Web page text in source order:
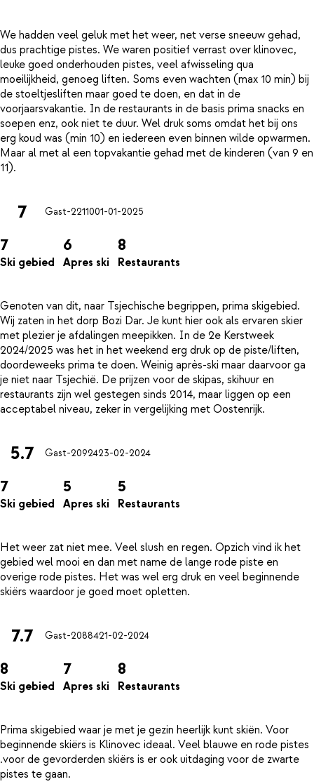
We hadden veel geluk met het weer, net verse sneeuw gehad,
dus prachtige pistes. We waren positief verrast over klinovec,
leuke goed onderhouden pistes, veel afwisseling qua
moeilijkheid, genoeg liften. Soms even wachten (max 10 min) bij
de stoeltjesliften maar goed te doen, en dat in de
voorjaarsvakantie. In de restaurants in de basis prima snacks en
soepen enz, ook niet te duur. Wel druk soms omdat het bij ons
erg koud was (min 10) en iedereen even binnen wilde opwarmen.
Maar al met al een topvakantie gehad met de kinderen (van 9 en
7 Gast-2211001-01-2025
7
Ski gebied
6
Apres ski
8
Restaurants
Genoten van dit, naar Tsjechische begrippen, prima skigebied.
Wij zaten in het dorp Bozi Dar. Je kunt hier ook als ervaren skier
met plezier je afdalingen meepikken. In de 2e Kerstweek
2024/2025 was het in het weekend erg druk op de piste/liften,
doordeweeks prima te doen. Weinig après-ski maar daarvoor ga
je niet naar Tsjechië. De prijzen voor de skipas, skihuur en
restaurants zijn wel gestegen sinds 2014, maar liggen op een
5.7 Gast-2092423-02-2024
7
Ski gebied
5
Apres ski
5
Restaurants
Het weer zat niet mee. Veel slush en regen. Opzich vind ik het
gebied wel mooi en dan met name de lange rode piste en
overige rode pistes. Het was wel erg druk en veel beginnende
7.7 Gast-2088421-02-2024
8
Ski gebied
7
Apres ski
8
Restaurants
Prima skigebied waar je met je gezin heerlijk kunt skiën. Voor
beginnende skiërs is Klinovec ideaal. Veel blauwe en rode pistes
.voor de gevorderden skiërs is er ook uitdaging voor de zwarte